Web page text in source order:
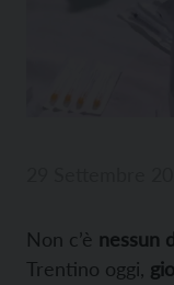
Non c’è nessun
Trentino oggi,